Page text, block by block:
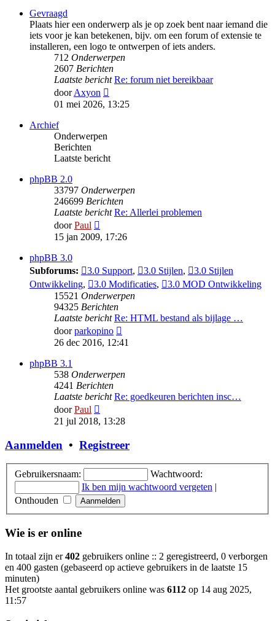
Gevraagd
Plaats hier een onderwerp als je op zoek bent naar iemand die
iets voor je kan betekenen, bijv. om een forum of extensie te
installeren, een logo te ontwerpen of iets anders.
712 Onderwerpen
2607 Berichten
Laatste bericht Re: forum niet bereikbaar
doorAxyon
laatste
01 mei 2026, 13:25
Archief
Onderwerpen
Berichten
Laatste bericht
phpBB 2.0
33797 Onderwerpen
246699 Berichten
Laatste bericht Re: Allerlei problemen
doorPaul
laatste
bericht
15 jan 2009, 17:26
phpBB 3.0
Subforums:
3.0 Support, 3.0 Stijlen,
3.0 Stijlen
Ontwikkeling, 3.0 Modificaties,
3.0 MOD Ontwikkeling
15521 Onderwerpen
94325 Berichten
Laatste bericht Re: HTML bestand als bijlage …
doorparkopino
laatste
26 dec 2016, 12:41
phpBB 3.1
538 Onderwerpen
4241 Berichten
Laatste bericht Re: goedkeuren berichten insc…
doorPaul
laatste
21 jul 2018, 13:28
Aanmelden • Registreer
Gebruikersnaam:
Wachtwoord:
Ik ben mijn wachtwoord vergeten |
Onthouden
Wie is er online
In totaal zijn er402 gebruikers online :: 2 geregistreerd, 0 verborgen
en 400 gasten (gebaseerd op actieve gebruikers in de laatste 15
minuten)
Het grootste aantal gebruikers online was 6112 op 14 aug 2025,
11:57